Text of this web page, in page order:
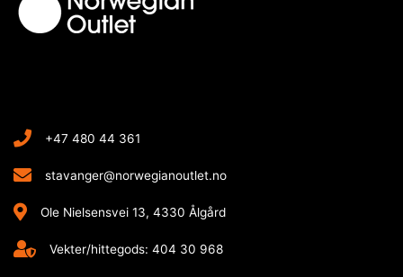
+47 480 44 361
stavanger@norwegianoutlet.no
Ole Nielsensvei 13, 4330 Ålgård
Vekter/hittegods: 404 30 968